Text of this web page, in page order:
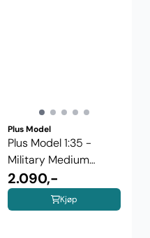
Plus Model
Plus Model 1:35 -
Military Medium
Tractor M-1 ...
2.090,-
Kjøp